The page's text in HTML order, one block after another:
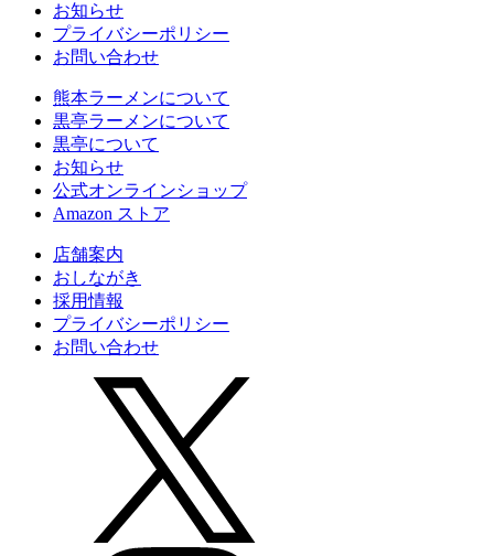
お知らせ
プライバシーポリシー
お問い合わせ
熊本ラーメンについて
黒亭ラーメンについて
黒亭について
お知らせ
公式オンラインショップ
Amazon ストア
店舗案内
おしながき
採用情報
プライバシーポリシー
お問い合わせ